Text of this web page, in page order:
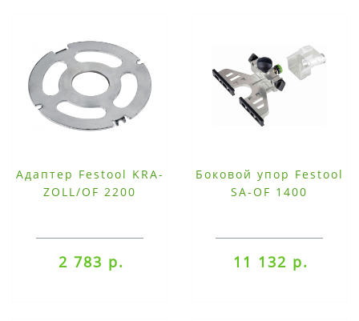
Адаптер Festool KRA-
ZOLL/OF 2200
2 783 р.
Боковой упор Festool
SA-OF 1400
11 132 р.